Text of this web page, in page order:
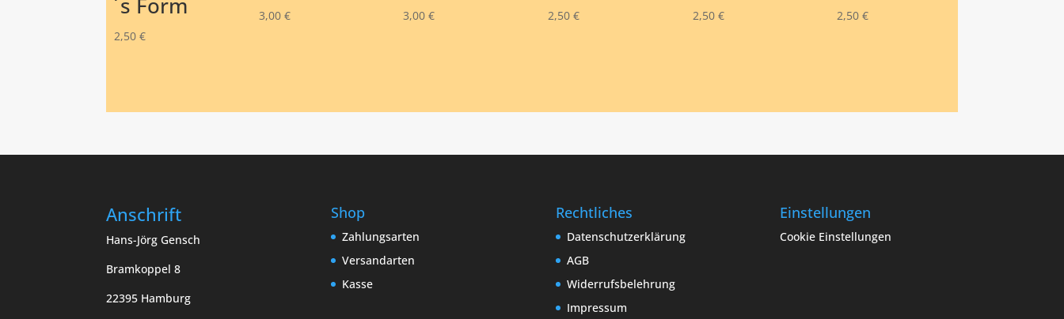
´s Form
2,50€
3,00 € 3,00€ 2,50 € 2,50 € 2,50€
Anschrift
Hans-Jörg Gensch
Bramkoppel 8
22395 Hamburg
Shop
Zahlungsarten
Versandarten
Kasse
Rechtliches
Datenschutzerklärung
AGB
Widerrufsbelehrung
Impressum
Einstellungen
Cookie Einstellungen